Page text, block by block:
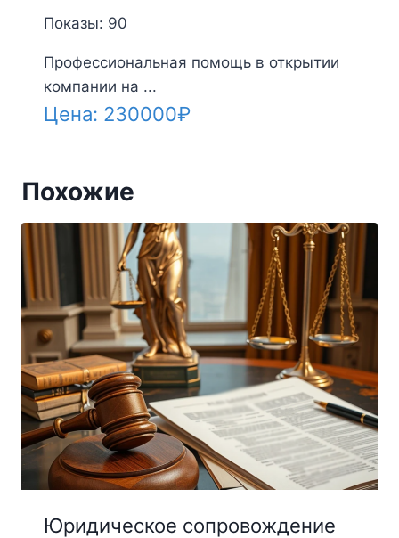
Показы: 90
Профессиональная помощь в открытии
компании на ...
Цена: 230000₽
Похожие
Юридическое сопровождение